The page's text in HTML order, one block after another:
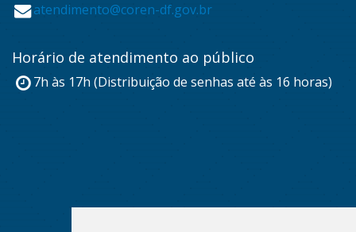
atendimento@coren-df.gov.br
Horário de atendimento ao público
7h às 17h (Distribuição de senhas até às 16 horas)